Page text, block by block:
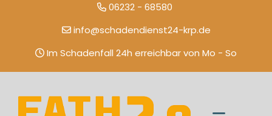
06232 - 68580
info@schadendienst24-krp.de
Im Schadenfall 24h erreichbar von Mo - So